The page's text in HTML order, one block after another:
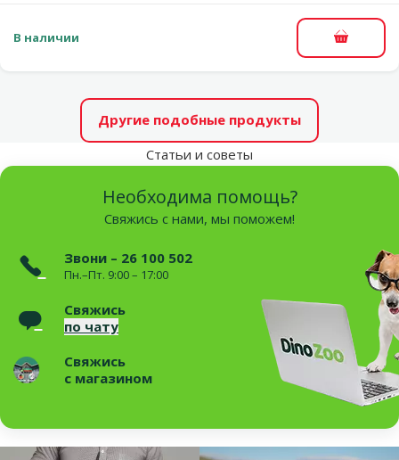
В наличии В
Другие подобные продукты
Статьи и советы
Необходима помощь?
Свяжись с нами, мы поможем!
Звони – 26 100 502
Пн.–Пт. 9:00 – 17:00
Свяжись
по чату
Свяжись
с магазином